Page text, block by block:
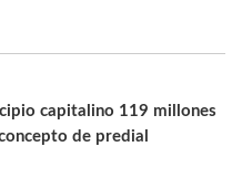
capitalino 119 millones
de predial